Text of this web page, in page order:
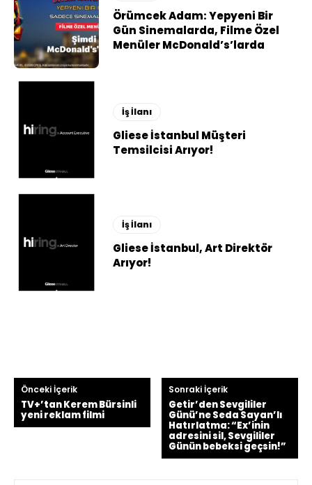
Örümcek Adam: Yepyeni Bir
Gün Sinemalarda, Filme Özel
Menüler McDonald’s’larda
İş İlanı
Gliese İstanbul Müşteri
Temsilcisi Arıyor!
İş İlanı
Gliese İstanbul, Art Direktör
Arıyor!
Önceki İçerik
TV+’tan Kerem Bürsinli
yeni reklam filmi
Sonraki İçerik
Getir’den Sevgililer
Günü’ne Seda Sayan’lı
Hatırlatma: “Ex’inin
adresini sil, Sevgililer
Günün bebeksi geçsin!”